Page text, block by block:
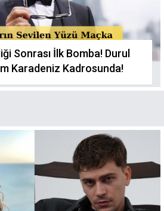
Sonrası İlk Bomba! Durul
Karadeniz Kadrosundа!